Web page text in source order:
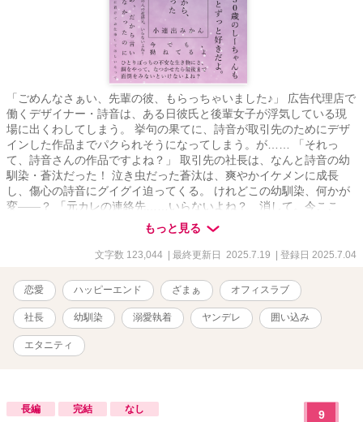
「ごめんなさぁい、先輩の彼、もらっちゃいました♪」 広告代理店で
働くデザイナー・詩音は、ある日彼氏と後輩女子が浮気している現
場に出くわしてしまう。 挙句の果てに、詩音が取引先のためにデザ
インした作品までパクられそうになってしまう。が…… 「それっ
て、詩音さんの作品ですよね？」 取引先の社長は、なんと詩音の幼
馴染・蒼汰だった！ 泣き虫だった蒼汰は、爽やかイケメンに成長
し、傷心の詩音にグイグイ迫ってくる。 けれどこの幼馴染、何かが
変――？ 「元カレの連絡先……いらないよね？ 消して。今ここ
で」 「僕をこんな風にしたのは……しーちゃんだよ」 爽やかな顔を
しているけど、中身は激重執着ヤンデレ化しており、あらゆる手を
使ってヒロインを囲い込もうとする年下ヤバヒーローと、お仕事に
もっと見る
文字数 123,044 | 最終更新日 2025.7.19 | 登録日 2025.7.04
恋愛 ハッピーエンド ざまぁ オフィスラブ
社長 幼馴染 溺愛執着 ヤンデレ 囲い込み
エタニティ
長編 完結 なし 9